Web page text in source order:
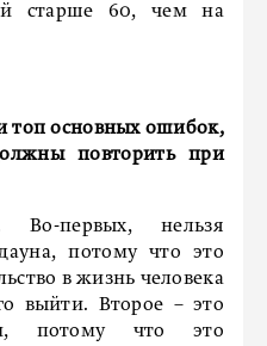
старше 60, чем на
топ основных ошибок,
повторить при
первых, нельзя
потому что это
в жизнь человека
выйти. Второе – это
потому что это